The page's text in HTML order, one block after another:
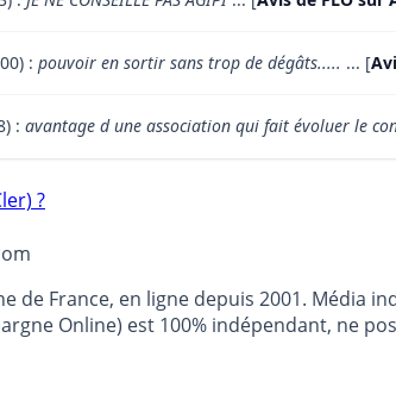
: pouvoir en sortir sans trop de dégâts..... ... [
: avantage d une association qui fait évoluer le
?
de France, en ligne depuis 2001. Média
Online) est 100% indépendant, ne